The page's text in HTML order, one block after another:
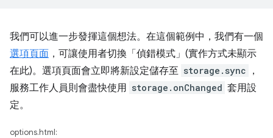
我們可以進一步發揮這個想法。在這個範例中，我們有一個
選項頁面 ，可讓使用者切換「偵錯模式」(實作方式未顯示
在此)。選項頁面會立即將新設定儲存至 storage.sync
，
服務工作人員則會盡快使用 storage.onChanged 套用設
定。
options.html: